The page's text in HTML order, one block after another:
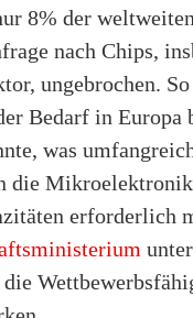
8% der
nach Chips,
ungebrochen.
Bedarf in Europa
was
die Mikroelektronik
erforderlich